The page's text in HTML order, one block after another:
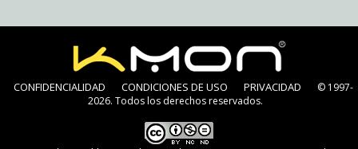
CONFIDENCIALIDAD CONDICIONES DE USO PRIVACIDAD
© 1997-
2026. Todos los derechos reservados.